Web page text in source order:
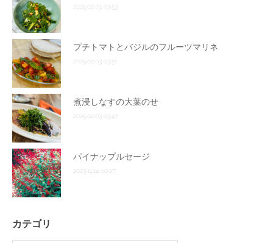
2025.02.03 03:53
プチトマトとバジルのフルーツマリネ
2025.02.03 03:51
煮浸しなすの大葉のせ
2025.02.03 03:47
パイナップルセージ
2023.11.14 00:27
カテゴリ